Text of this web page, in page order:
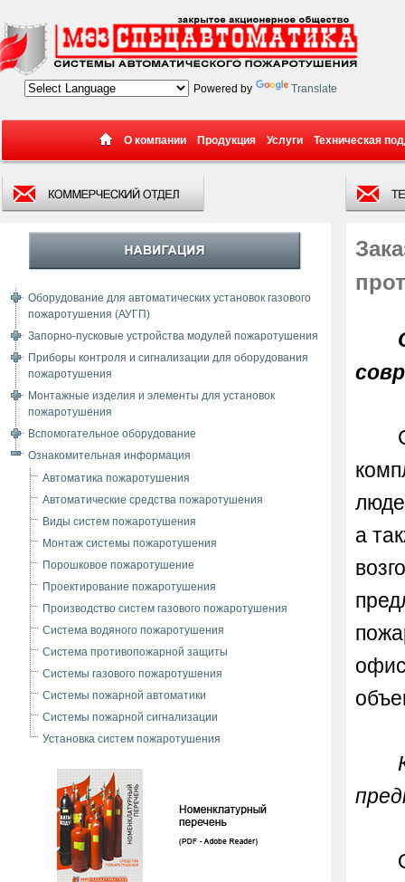
Powered by Translate
О компании Продукция Услуги Техническая
Оборудование для автоматических установок газового
пожаротушения (АУГП)
Запорно-пусковые устройства модулей пожаротушения
Приборы контроля и сигнализации для оборудования
пожаротушения
Монтажные изделия и элементы для установок
пожаротушения
Вспомогательное оборудование
Ознакомительная информация
Автоматика пожаротушения
Автоматические средства пожаротушения
Виды систем пожаротушения
Монтаж системы пожаротушения
Порошковое пожаротушение
Проектирование пожаротушения
Производство систем газового пожаротушения
Система водяного пожаротушения
Система противопожарной защиты
Системы газового пожаротушения
Системы пожарной автоматики
Системы пожарной сигнализации
Установка систем пожаротушения
а